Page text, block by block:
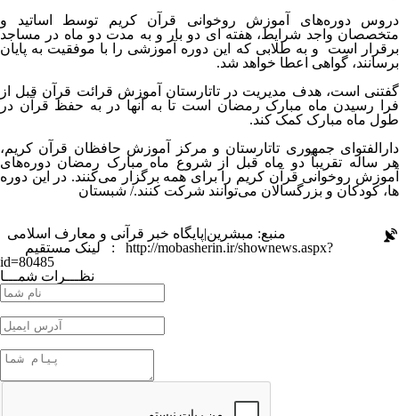
دروس دوره‌های آموزش روخوانی قرآن کریم توسط اساتید و
متخصصان واجد شرایط، هفته ای دو بار و به مدت دو ماه در مساجد
برقرار است و به طلابی که این دوره آموزشی را با موفقیت به پایان
برسانند، گواهی اعطا خواهد شد.
گفتنی است، هدف مدیریت در تاتارستان آموزش قرائت قرآن قبل از
فرا رسیدن ماه مبارک رمضان است تا به آنها در به حفظ قرآن در
طول ماه مبارک کمک کند.
دارالفتوای جمهوری تاتارستان و مرکز آموزش حافظان قرآن کریم،
هر ساله تقریباً دو ماه قبل از شروع ماه مبارک رمضان دوره‌های
آموزش روخوانی قرآن کریم را برای همه برگزار می‌کنند. در این دوره
ها، کودکان و بزرگسالان می‌توانند شرکت کنند./ شبستان
منبع: مبشرین|پایگاه خبر قرآنی و معارف اسلامی
لینک مستقیم : http://mobasherin.ir/shownews.aspx?
id=80485
نظـــرات شمـــا